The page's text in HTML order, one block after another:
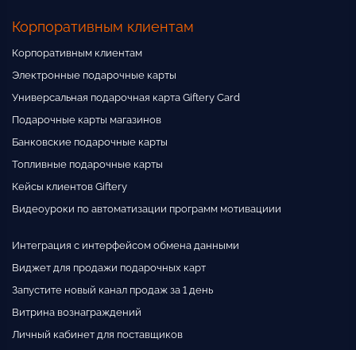
Корпоративным клиентам
Корпоративным клиентам
Электронные подарочные карты
Универсальная подарочная карта Giftery Card
Подарочные карты магазинов
Банковские подарочные карты
Топливные подарочные карты
Кейсы клиентов Giftery
Видеоуроки по автоматизации программ мотивациии
Интеграция с интерфейсом обмена данными
Виджет для продажи подарочных карт
Запустите новый канал продаж за 1 день
Витрина вознаграждений
Личный кабинет для поставщиков